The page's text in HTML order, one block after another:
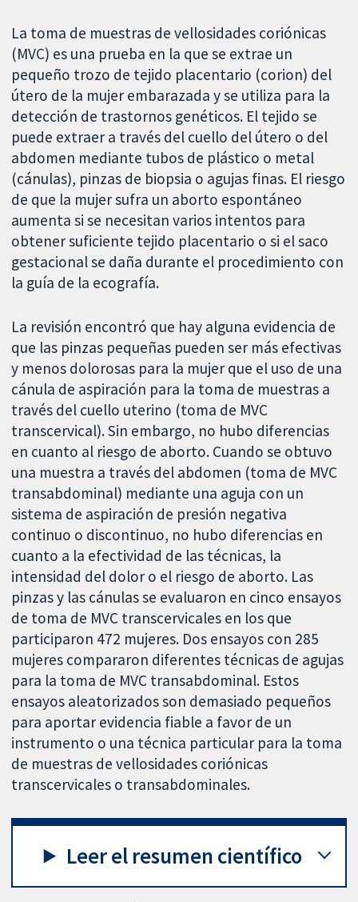
La toma de muestras de vellosidades coriónicas
(MVC) es una prueba en la que se extrae un
pequeño trozo de tejido placentario (corion) del
útero de la mujer embarazada y se utiliza para la
detección de trastornos genéticos. El tejido se
puede extraer a través del cuello del útero o del
abdomen mediante tubos de plástico o metal
(cánulas), pinzas de biopsia o agujas finas. El riesgo
de que la mujer sufra un aborto espontáneo
aumenta si se necesitan varios intentos para
obtener suficiente tejido placentario o si el saco
gestacional se daña durante el procedimiento con
la guía de la ecografía.
La revisión encontró que hay alguna evidencia de
que las pinzas pequeñas pueden ser más efectivas
y menos dolorosas para la mujer que el uso de una
cánula de aspiración para la toma de muestras a
través del cuello uterino (toma de MVC
transcervical). Sin embargo, no hubo diferencias
en cuanto al riesgo de aborto. Cuando se obtuvo
una muestra a través del abdomen (toma de MVC
transabdominal) mediante una aguja con un
sistema de aspiración de presión negativa
continuo o discontinuo, no hubo diferencias en
cuanto a la efectividad de las técnicas, la
intensidad del dolor o el riesgo de aborto. Las
pinzas y las cánulas se evaluaron en cinco ensayos
de toma de MVC transcervicales en los que
participaron 472 mujeres. Dos ensayos con 285
mujeres compararon diferentes técnicas de agujas
para la toma de MVC transabdominal. Estos
ensayos aleatorizados son demasiado pequeños
para aportar evidencia fiable a favor de un
instrumento o una técnica particular para la toma
de muestras de vellosidades coriónicas
transcervicales o transabdominales.
Leer el resumen científico